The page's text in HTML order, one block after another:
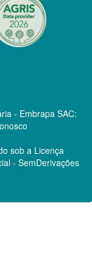
- Embrapa SAC:
sob a Licença
- SemDerivações